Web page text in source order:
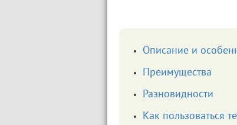
Описание и
Преимущества
Разновидности
Как пользоваться